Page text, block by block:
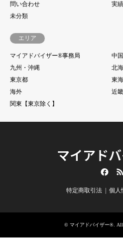
問い合わせ
実績
未分類
エリア
マイアドバイザー®事務局
中
九州・沖縄
北
東京都
東
海外
近畿
関東【東京除く】
マイアド
特定商取引法 個人
© マイアドバイザー®. All